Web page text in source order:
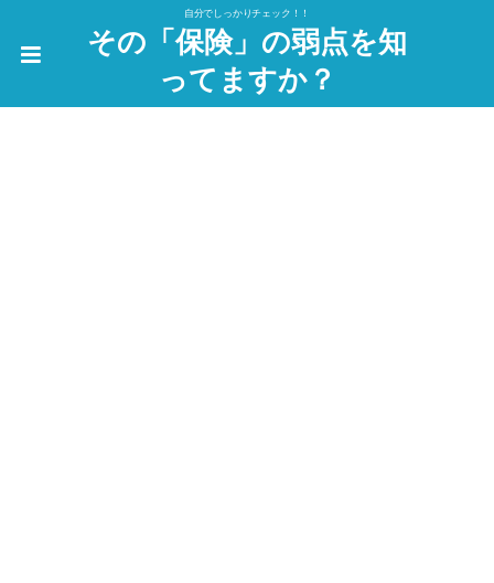
自分でしっかりチェック！！
その「保険」の弱点を知
ってますか？